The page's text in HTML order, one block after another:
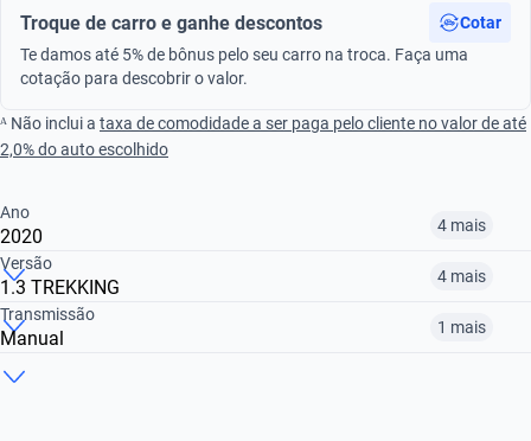
Troque de carro e ganhe descontos
Cotar
Te damos até 5% de bônus pelo seu carro na troca. Faça uma
cotação para descobrir o valor.
ᴬ Não inclui a taxa de comodidade a ser paga pelo cliente no valor de até
2,0% do auto escolhido
Ano
2020 4 mais
2018
R$ 65.599
Versão
1.3 TREKKING 4 mais
1.3 DRIVE CVT
Transmissão
Manual 1 mais